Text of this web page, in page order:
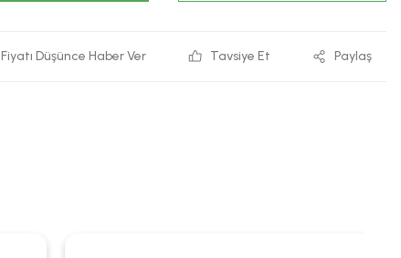
Fiyatı Düşünce Haber Ver Tavsiye Et Paylaş